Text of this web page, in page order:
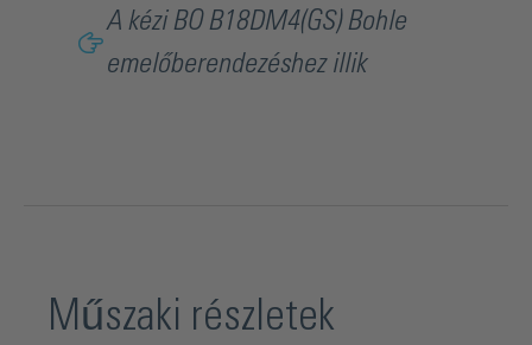
A kézi BO B18DM4(GS) Bohle
emelőberendezéshez illik
Műszaki részletek